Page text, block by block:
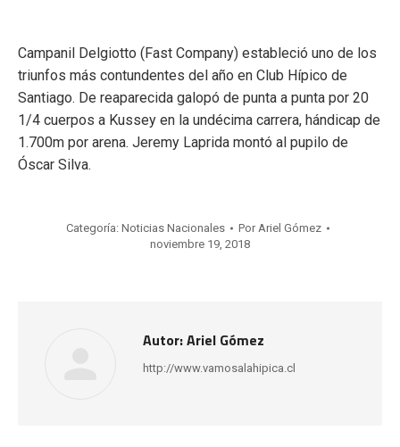
Campanil Delgiotto (Fast Company) estableció uno de los
triunfos más contundentes del año en Club Hípico de
Santiago. De reaparecida galopó de punta a punta por 20
1/4 cuerpos a Kussey en la undécima carrera, hándicap de
1.700m por arena. Jeremy Laprida montó al pupilo de
Óscar Silva.
Categoría: Noticias Nacionales PorAriel Gómez
noviembre 19, 2018
Autor:Ariel Gómez
http://www.vamosalahipica.cl